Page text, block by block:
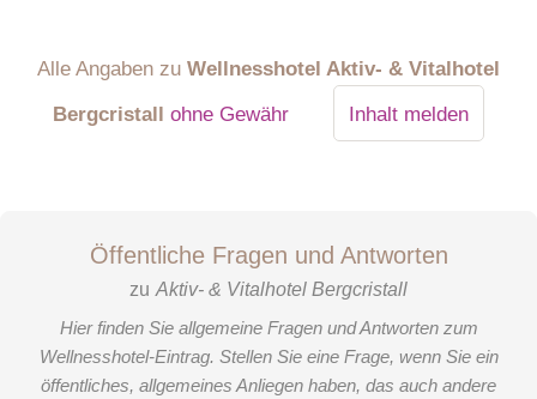
Alle Angaben zu Wellnesshotel Aktiv- & Vitalhotel
Bergcristall ohne Gewähr Inhalt melden
Öffentliche Fragen und Antworten
zu Aktiv- & Vitalhotel Bergcristall
Hier finden Sie allgemeine Fragen und Antworten zum
Wellnesshotel-Eintrag. Stellen Sie eine Frage, wenn Sie ein
öffentliches, allgemeines Anliegen haben, das auch andere